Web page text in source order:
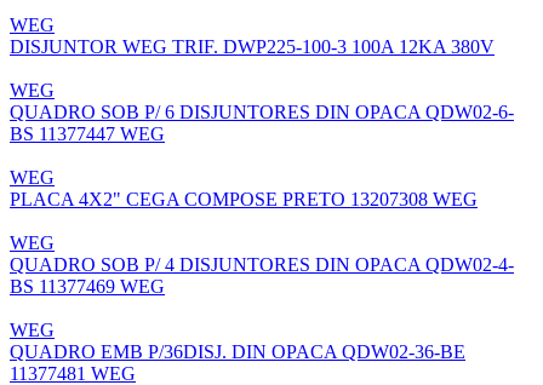
WEG
DISJUNTOR WEG TRIF. DWP225-100-3 100A 12KA 380V
WEG
QUADRO SOB P/ 6 DISJUNTORES DIN OPACA QDW02-6-
BS 11377447 WEG
WEG
PLACA 4X2" CEGA COMPOSE PRETO 13207308 WEG
WEG
QUADRO SOB P/ 4 DISJUNTORES DIN OPACA QDW02-4-
BS 11377469 WEG
WEG
QUADRO EMB P/36DISJ. DIN OPACA QDW02-36-BE
11377481 WEG